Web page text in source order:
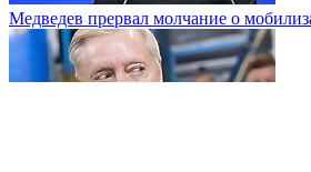
Медведев прервал молчание о